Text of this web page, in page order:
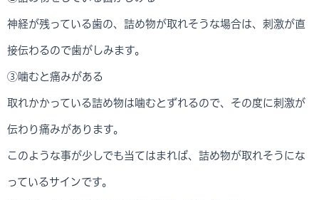
神経が残っている歯の、詰め物が取れそうな場合は、刺激が直
接伝わるので歯がしみます。
③噛むと痛みがある
取れかかっている詰め物は噛むとずれるので、その度に刺激が
伝わり痛みがあります。
このような事が少しでも当てはまれば、詰め物が取れそうにな
っているサインです。